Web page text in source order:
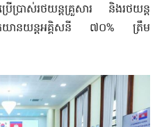
រប្រើប្រាស់រថយន្តគ្រួសារ និងរថយន្ត
យានយន្តអគ្គិសនី ៧០% ត្រឹម